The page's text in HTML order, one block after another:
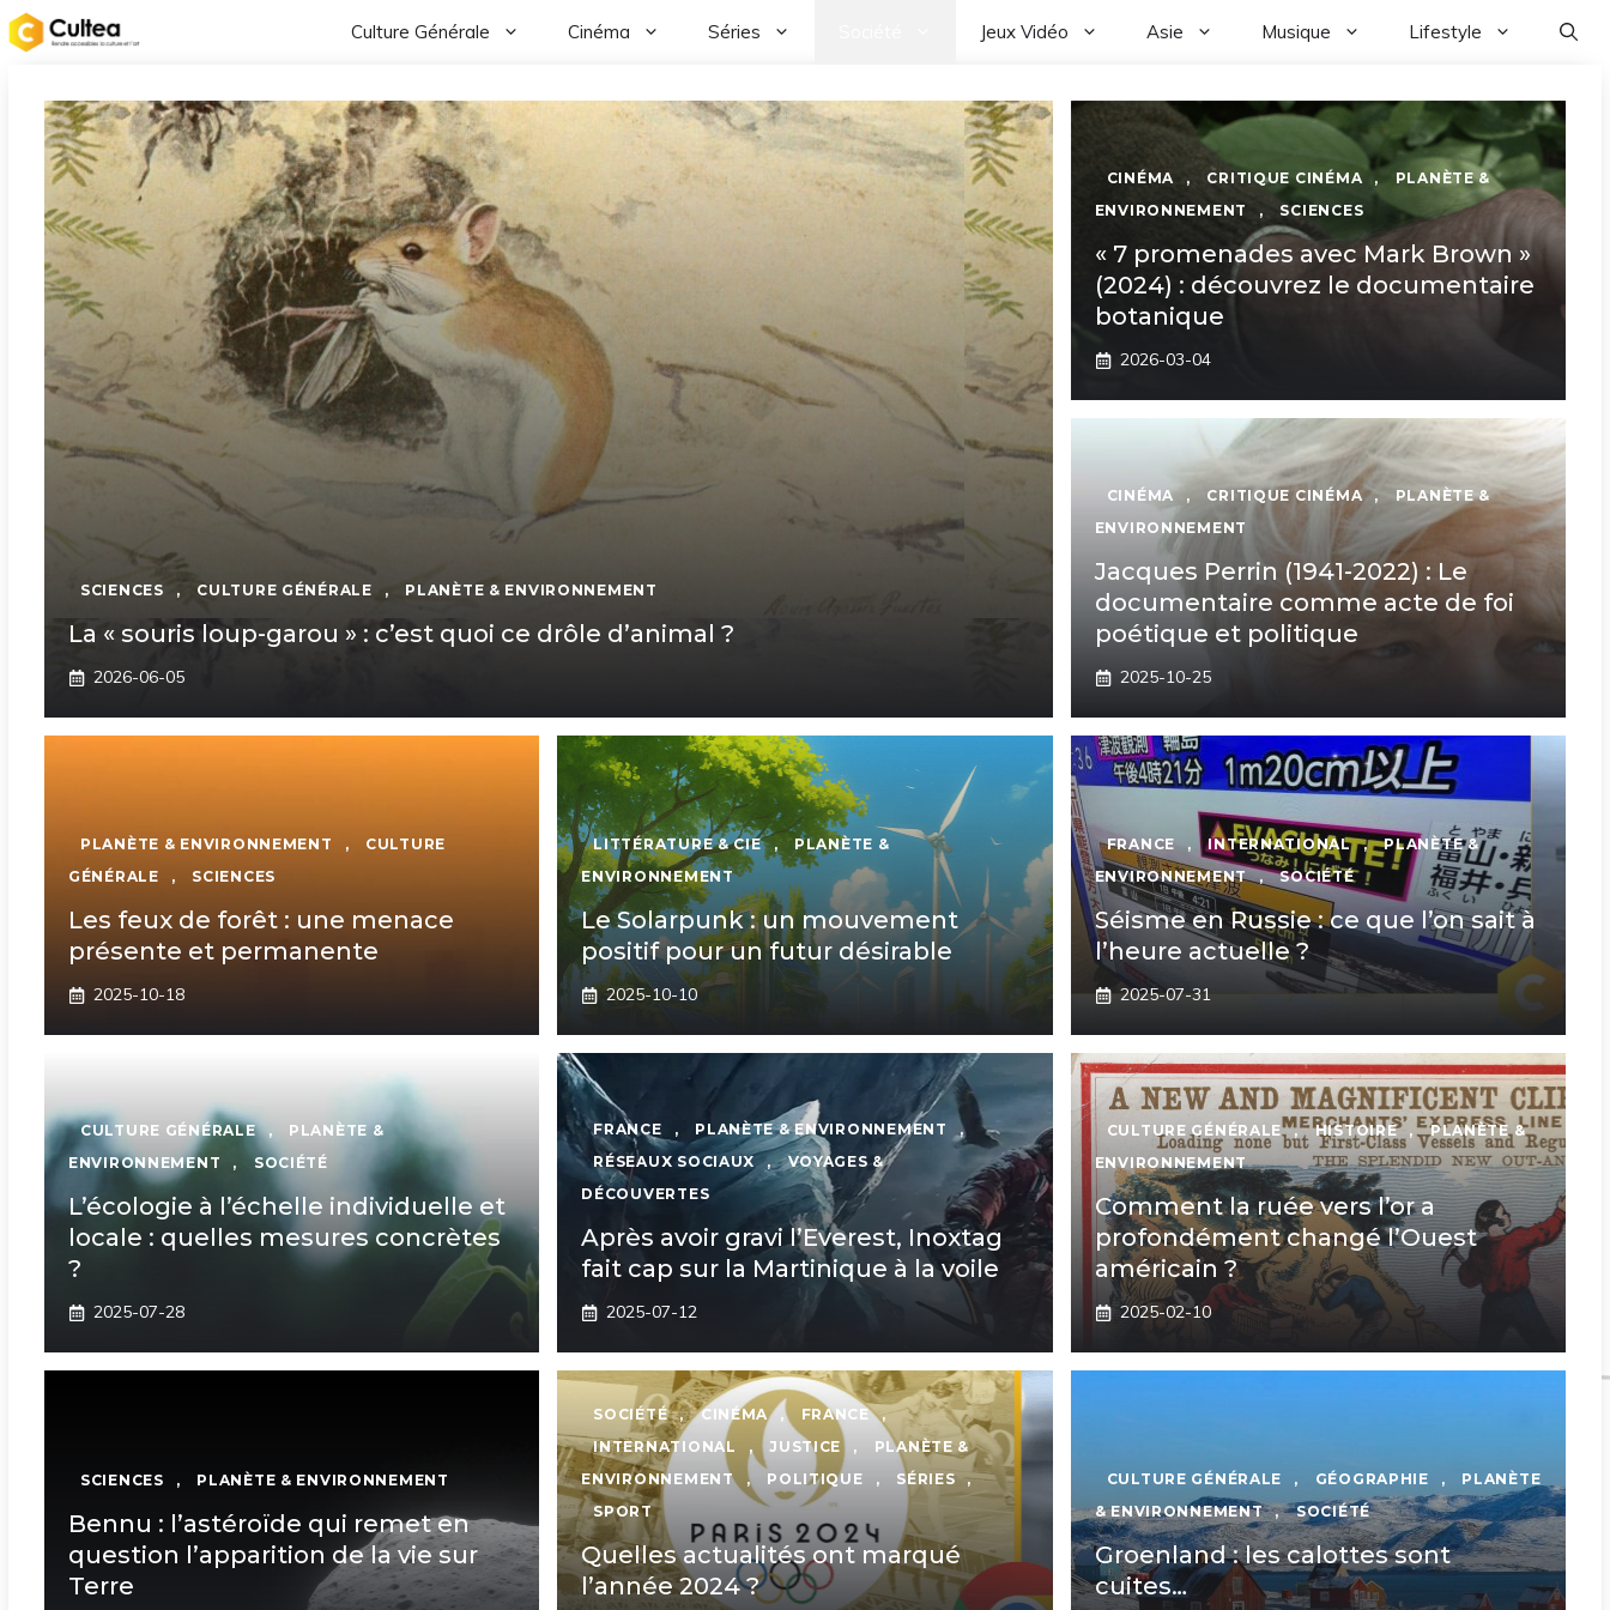
Aller
au
Culture Générale Cinéma Séries Jeux Vidéo Asie Musique Lifestyle
SCIENCES , CULTURE GÉNÉRALE , PLANÈTE & ENVIRONNEMENT
La « souris loup-garou » : c’est quoi ce drôle d’animal ?
2026-06-05
CINÉMA , CRITIQUE CINÉMA ,
PLANÈTE &
ENVIRONNEMENT
, SCIENCES
« 7 promenades avec Mark Brown »
(2024) : découvrez le documentaire
botanique
2026-03-04
CINÉMA , CRITIQUE CINÉMA ,
PLANÈTE &
ENVIRONNEMENT
Jacques Perrin (1941-2022) : Le
documentaire comme acte de foi
poétique et politique
2025-10-25
PLANÈTE & ENVIRONNEMENT ,
CULTURE
GÉNÉRALE
, SCIENCES
Les feux de forêt : une menace
présente et permanente
2025-10-18
LITTÉRATURE & CIE ,
PLANÈTE &
ENVIRONNEMENT
Le Solarpunk : un mouvement
positif pour un futur désirable
2025-10-10
FRANCE , INTERNATIONAL ,
PLANÈTE &
ENVIRONNEMENT
, SOCIÉTÉ
Séisme en Russie : ce que l’on sait à
l’heure actuelle ?
2025-07-31
CULTURE GÉNÉRALE ,
PLANÈTE &
ENVIRONNEMENT
, SOCIÉTÉ
L’écologie à l’échelle individuelle et
locale : quelles mesures concrètes
?
2025-07-28
FRANCE , PLANÈTE & ENVIRONNEMENT
,
RÉSEAUX SOCIAUX
,
VOYAGES &
DÉCOUVERTES
Après avoir gravi l’Everest, Inoxtag
fait cap sur la Martinique à la voile
2025-07-12
CULTURE GÉNÉRALE , HISTOIRE ,
PLANÈTE &
ENVIRONNEMENT
Comment la ruée vers l’or a
profondément changé l’Ouest
américain ?
2025-02-10
SCIENCES , PLANÈTE & ENVIRONNEMENT
Bennu : l’astéroïde qui remet en
question l’apparition de la vie sur
Terre
SOCIÉTÉ , CINÉMA , FRANCE
,
INTERNATIONAL
, JUSTICE ,
PLANÈTE &
ENVIRONNEMENT
, POLITIQUE , SÉRIES
,
SPORT
Quelles actualités ont marqué
l’année 2024 ?
CULTURE GÉNÉRALE , GÉOGRAPHIE ,
PLANÈTE
& ENVIRONNEMENT
, SOCIÉTÉ
Groenland : les calottes sont
cuites…